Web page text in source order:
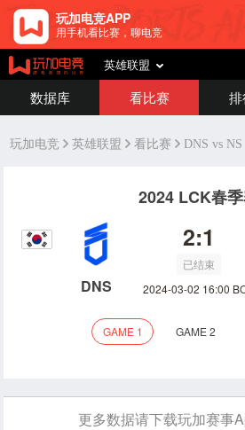
玩加电竞APP
用手机看比赛，聊电竞
英雄联盟
数据库 看比赛
玩加电竞 英雄联盟 看比赛 DNS vs NS
2024 LCK春
DNS
2:1
已结束
2024-03-02 16:00
GAME 1 GAME 2
更多数据请下载玩加赛事